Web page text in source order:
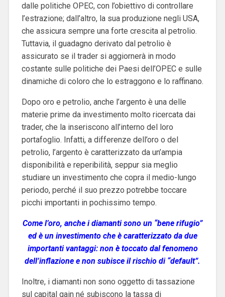
dalle politiche OPEC, con l’obiettivo di controllare
l’estrazione; dall’altro, la sua produzione negli USA,
che assicura sempre una forte crescita al petrolio.
Tuttavia, il guadagno derivato dal petrolio è
assicurato se il trader si aggiornerà in modo
costante sulle politiche dei Paesi dell’OPEC e sulle
dinamiche di coloro che lo estraggono e lo raffinano.
Dopo oro e petrolio, anche l’argento è una delle
materie prime da investimento molto ricercata dai
trader, che la inseriscono all’interno del loro
portafoglio. Infatti, a differenze dell’oro o del
petrolio, l’argento è caratterizzato da un’ampia
disponibilità e reperibilità, seppur sia meglio
studiare un investimento che copra il medio-lungo
periodo, perché il suo prezzo potrebbe toccare
picchi importanti in pochissimo tempo.
Come l’oro, anche i diamanti sono un “bene rifugio”
ed è un investimento che è caratterizzato da due
importanti vantaggi: non è toccato dal fenomeno
dell’inflazione e non subisce il rischio di “default”.
Inoltre, i diamanti non sono oggetto di tassazione
sul capital gain né subiscono la tassa di